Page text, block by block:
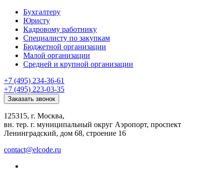
Бухгалтеру
Юристу
Кадровому работнику
Специалисту по закупкам
Бюджетной организации
Малой организации
Средней и крупной организации
+7 (495) 234-36-61
+7 (495) 223-03-35
Заказать звонок
125315, г. Москва,
вн. тер. г. муниципальный округ Аэропорт, проспект
Ленинградский, дом 68, строение 16
contact@elcode.ru